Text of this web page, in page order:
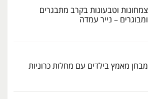
צמחונות וטבעונות בקרב מתבגרים
ומבוגרים – נייר עמדה
מבחן מאמץ בילדים עם מחלות כרוניות